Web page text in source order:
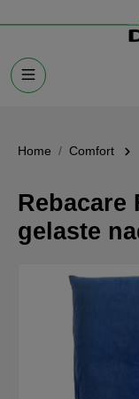
Home Comfort
Rebacare
gelaste